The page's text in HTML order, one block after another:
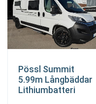
Pössl Summit
5.99m Långbäddar
Lithiumbatteri